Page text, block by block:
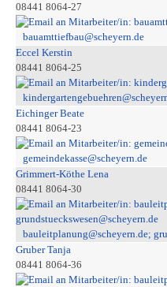
08441 8064-27
bauamttiefbau@scheyern.de
Eccel Kerstin
08441 8064-25
Eichinger Beate
08441 8064-23
gemeindekasse@scheyern.de
Grimmert-Köthe Lena
08441 8064-30
bauleitplanung@scheyern.de;
Gruber Tanja
08441 8064-36